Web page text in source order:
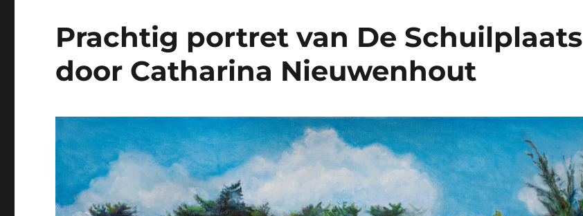
Prachtig portret van De Schuilplaats
door Catharina Nieuwenhout